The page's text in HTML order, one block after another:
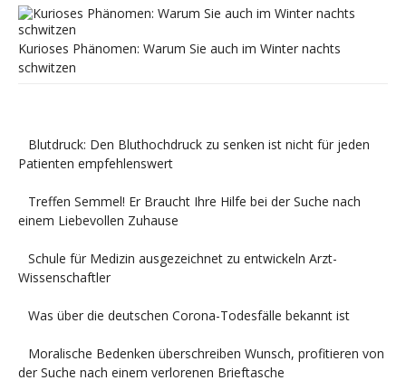
Kurioses Phänomen: Warum Sie auch im Winter nachts
schwitzen
Blutdruck: Den Bluthochdruck zu senken ist nicht für jeden
Patienten empfehlenswert
Treffen Semmel! Er Braucht Ihre Hilfe bei der Suche nach
einem Liebevollen Zuhause
Schule für Medizin ausgezeichnet zu entwickeln Arzt-
Wissenschaftler
Was über die deutschen Corona-Todesfälle bekannt ist
Moralische Bedenken überschreiben Wunsch, profitieren von
der Suche nach einem verlorenen Brieftasche